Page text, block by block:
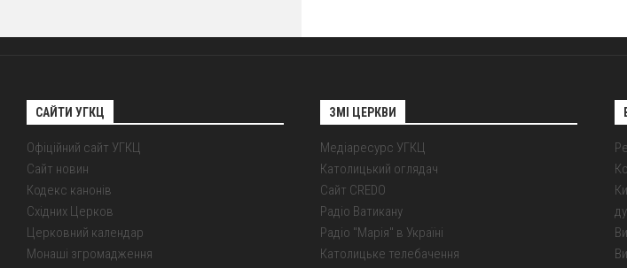
САЙТИ УГКЦ
Офіційний сайт УГКЦ
Сайт новин
Кодекс канонів
Східних Церков
Церковний календар
Монаші згромадження
ЗМІ ЦЕРКВИ
Медіаресурс УГКЦ
Католицький оглядач
Сайт CREDO
Радіо Ватикану
Радіо "Марія" в Україні
Католицьке телебачення